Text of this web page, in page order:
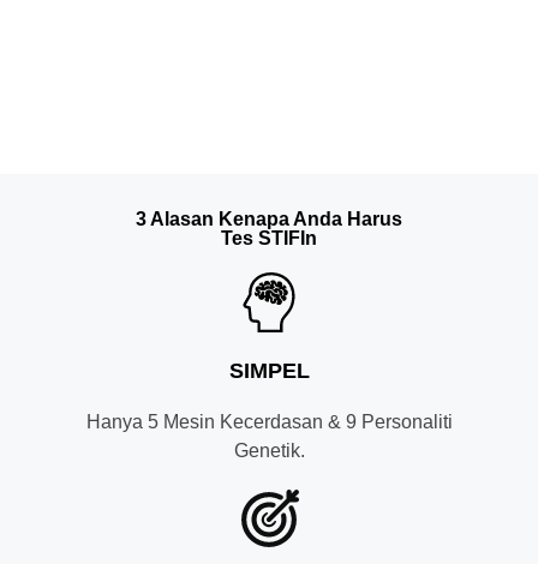
3 Alasan Kenapa Anda Harus
Tes STIFIn
SIMPEL
Hanya 5 Mesin Kecerdasan & 9 Personaliti
Genetik.